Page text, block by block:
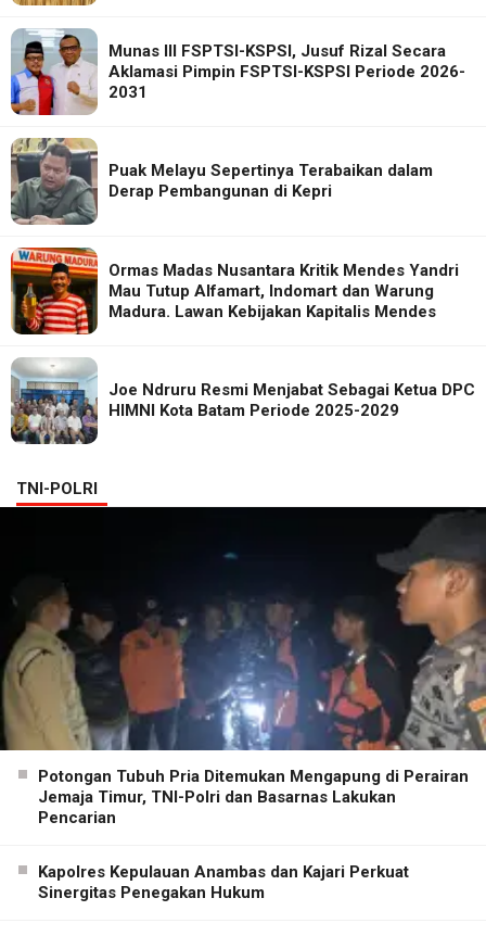
Munas III FSPTSI-KSPSI, Jusuf Rizal Secara
Aklamasi Pimpin FSPTSI-KSPSI Periode 2026-
2031
Puak Melayu Sepertinya Terabaikan dalam
Derap Pembangunan di Kepri
Ormas Madas Nusantara Kritik Mendes Yandri
Mau Tutup Alfamart, Indomart dan Warung
Madura. Lawan Kebijakan Kapitalis Mendes
Joe Ndruru Resmi Menjabat Sebagai Ketua DPC
HIMNI Kota Batam Periode 2025-2029
TNI-POLRI
Potongan Tubuh Pria Ditemukan Mengapung di Perairan
Jemaja Timur, TNI-Polri dan Basarnas Lakukan
Pencarian
Kapolres Kepulauan Anambas dan Kajari Perkuat
Sinergitas Penegakan Hukum